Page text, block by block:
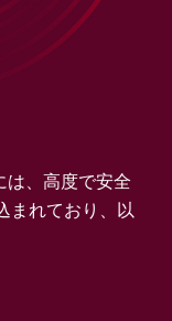
は、高度で安全
まれており、以